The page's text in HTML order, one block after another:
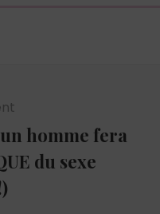
homme fera
du sexe